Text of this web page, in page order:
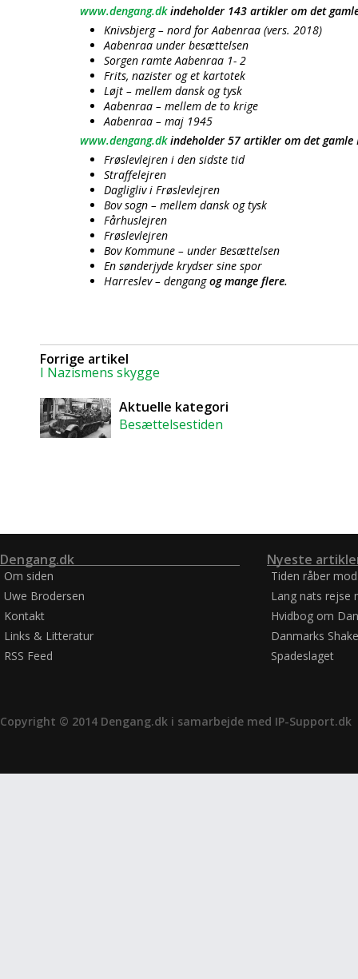
www.dengang.dkindeholder 143 artikler om det
Knivsbjerg – nord for Aabenraa (vers. 2018)
Aabenraa under besættelsen
Sorgen ramte Aabenraa 1- 2
Frits, nazister og et kartotek
Løjt – mellem dansk og tysk
Aabenraa – mellem de to krige
Aabenraa – maj 1945
www.dengang.dkindeholder 57 artikler om det gamle
Frøslevlejren i den sidste tid
Straffelejren
Dagligliv i Frøslevlejren
Bov sogn – mellem dansk og tysk
Fårhuslejren
Frøslevlejren
Bov Kommune – under Besættelsen
En sønderjyde krydser sine spor
Harreslev – dengangog mange flere.
Forrige artikel
I Nazismens skygge
Aktuelle kategori
Besættelsestiden
Dengang.dk
Om siden
Uwe Brodersen
Kontakt
Links & Litteratur
RSS Feed
Nyeste
Tiden råber
Lang nats rejse
Hvidbog om
Danmarks
Spadeslaget
Copyright © 2014 Dengang.dk i samarbejde med IP-Support.dk